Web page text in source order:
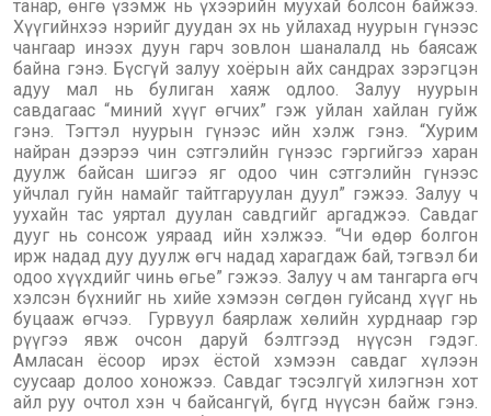
танар, өнгө үзэмж нь үхээрийн муухай болсон байжээ.
Хүүгийнхээ нэрийг дуудан эх нь уйлахад нуурын гүнээс
чангаар инээх дуун гарч зовлон шаналалд нь баясаж
байна гэнэ. Бүсгүй залуу хоёрын айх сандрах зэрэгцэн
адуу мал нь булиган хаяж одлоо. Залуу нуурын
савдагаас “миний хүүг өгчих” гэж уйлан хайлан гуйж
гэнэ. Тэгтэл нуурын гүнээс ийн хэлж гэнэ. “Хурим
найран дээрээ чин сэтгэлийн гүнээс гэргийгээ харан
дуулж байсан шигээ яг одоо чин сэтгэлийн гүнээс
уйчлал гуйн намайг тайтгаруулан дуул” гэжээ. Залуу ч
уухайн тас уяртал дуулан савдгийг аргаджээ. Савдаг
дууг нь сонсож уяраад ийн хэлжээ. “Чи өдөр болгон
ирж надад дуу дуулж өгч надад харагдаж бай, тэгвэл би
одоо хүүхдийг чинь өгье” гэжээ. Залуу ч ам тангарга өгч
хэлсэн бүхнийг нь хийе хэмээн сөгдөн гуйсанд хүүг нь
буцааж өгчээ. Гурвуул баярлаж хөлийн хурднаар гэр
рүүгээ явж очсон даруй бэлтгээд нүүсэн гэдэг.
Амласан ёсоор ирэх ёстой хэмээн савдаг хүлээн
суусаар долоо хоножээ. Савдаг тэсэлгүй хилэгнэн хот
айл руу очтол хэн ч байсангүй, бүгд нүүсэн байж гэнэ.